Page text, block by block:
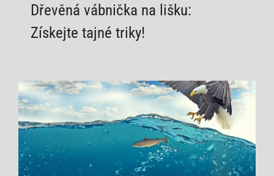
Dřevěná vábnička na lišku:
Získejte tajné triky!